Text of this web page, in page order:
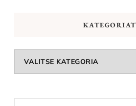
KATEGORIAT